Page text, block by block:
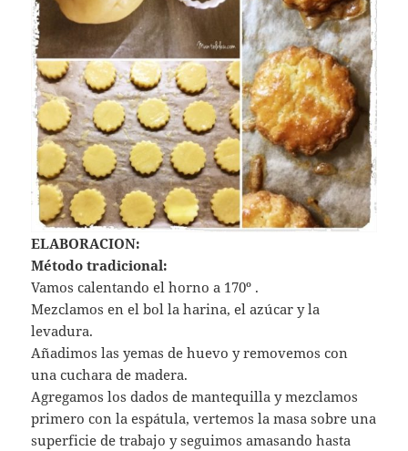
ELABORACION:
Método tradicional:
Vamos calentando el horno a 170º .
Mezclamos en el bol la harina, el azúcar y la
levadura.
Añadimos las yemas de huevo y removemos con
una cuchara de madera.
Agregamos los dados de mantequilla y mezclamos
primero con la espátula, vertemos la masa sobre una
superficie de trabajo y seguimos amasando hasta